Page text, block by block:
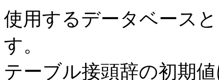
使用するデータベース
す。
テーブル接頭辞の初期